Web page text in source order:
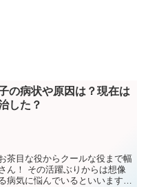
の病状や原因は？現在は
した？
茶目な役からクールな役まで幅
ん！ その活躍ぶりからは想像
病気に悩んでいるといいます。